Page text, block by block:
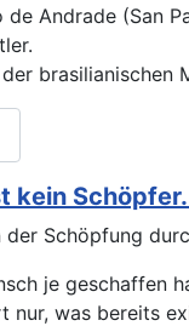
Andrade (San
brasilianischen
kein
der Schöpfung
je geschaffen
nur, was bereits